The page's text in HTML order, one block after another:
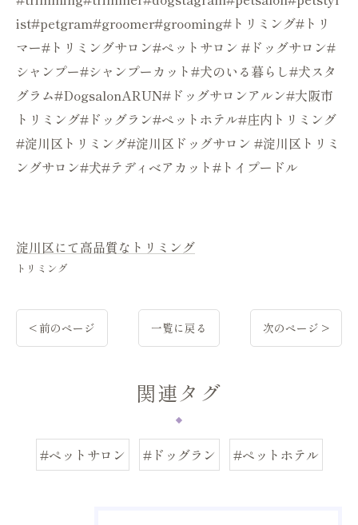
ist#petgram#groomer#grooming#トリミング#トリ
マー#トリミングサロン#ペットサロン #ドッグサロン#
シャンプー#シャンプーカット#犬のいる暮らし#犬スタ
グラム#DogsalonARUN#ドッグサロンアルン#大阪市
トリミング#ドッグラン#ペットホテル#庄内トリミング
#淀川区トリミング#淀川区ドッグサロン #淀川区トリミ
ングサロン#犬#テディベアカット#トイプードル
淀川区にて高品質なトリミング
トリミング
< 前のページ 一覧に戻る 次のページ >
関連タグ
#ペットサロン #ドッグラン #ペットホテル